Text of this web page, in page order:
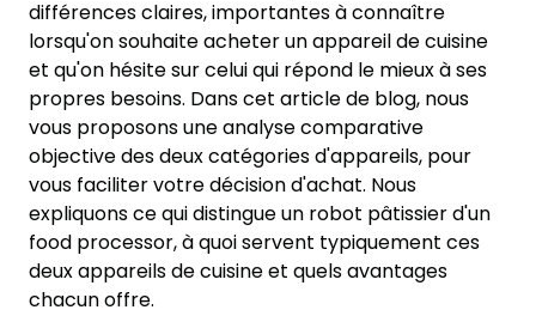
différences claires, importantes à connaître
lorsqu'on souhaite acheter un appareil de cuisine
et qu'on hésite sur celui qui répond le mieux à ses
propres besoins. Dans cet article de blog, nous
vous proposons une analyse comparative
objective des deux catégories d'appareils, pour
vous faciliter votre décision d'achat. Nous
expliquons ce qui distingue un robot pâtissier d'un
food processor, à quoi servent typiquement ces
deux appareils de cuisine et quels avantages
chacun offre.